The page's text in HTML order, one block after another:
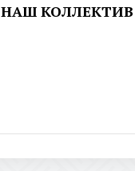
НАШ КОЛЛЕКТИВ